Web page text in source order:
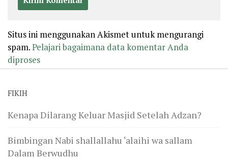
Situs ini menggunakan Akismet untuk mengurangi
spam.Pelajari bagaimana data komentar Anda
diproses
FIKIH
Kenapa Dilarang Keluar Masjid Setelah Adzan?
Bimbingan Nabi shallallahu ‘alaihi wa sallam
Dalam Berwudhu